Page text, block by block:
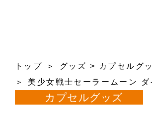
トップ グッズ >
カプセルグ
美少女戦士セーラームーン
カプセルグッズ